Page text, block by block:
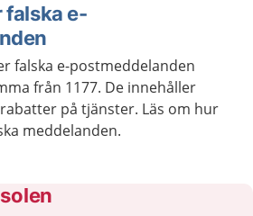
falska e-
falska e-postmeddelanden
från 1177. De innehåller
på tjänster. Läs om hur
meddelanden.